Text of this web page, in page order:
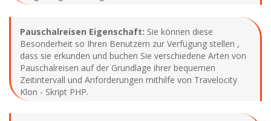
Pauschalreisen Eigenschaft: Sie können diese
Besonderheit so Ihren Benutzern zur Verfügung stellen ,
dass sie erkunden und buchen Sie verschiedene Arten von
Pauschalreisen auf der Grundlage ihrer bequemen
Zeitintervall und Anforderungen mithilfe von Travelocity
Klon - Skript PHP.